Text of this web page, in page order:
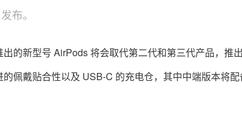
布。
的新型号 AirPods 将会取代第二代和第三代产品，推
佩戴贴合性以及 USB-C 的充电仓，其中中端版本将